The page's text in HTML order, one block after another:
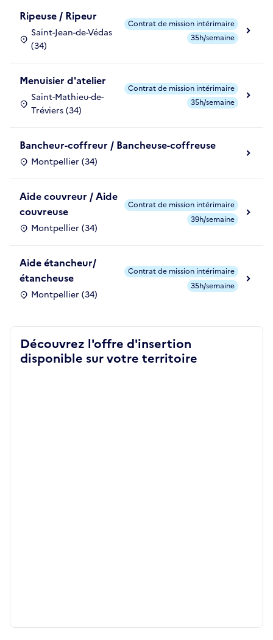
Ripeuse / Ripeur
Saint-Jean-de-Védas
(34)
Contrat de mission intérimaire
35h/semaine
Menuisier d'atelier
Saint-Mathieu-de-
Tréviers (34)
Contrat de mission intérimaire
35h/semaine
Bancheur-coffreur / Bancheuse-coffreuse
Montpellier (34)
Aide couvreur / Aide
couvreuse
Montpellier (34)
Contrat de mission intérimaire
39h/semaine
Aide étancheur/
étancheuse
Montpellier (34)
Contrat de mission intérimaire
35h/semaine
Découvrez l'offre d'insertion
disponible sur votre territoire